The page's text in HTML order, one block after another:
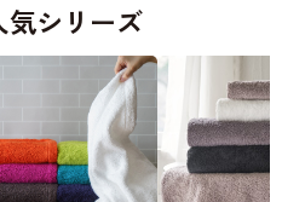
気シリーズ